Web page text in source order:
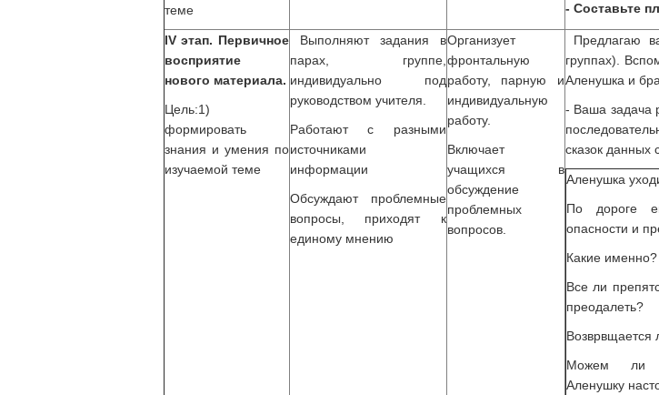
теме
- Составьте
IV этап. Первичное
восприятие
нового материала.
Цель:1)
формировать
знания и умения по
изучаемой теме
Выполняют задания в
парах, группе,
индивидуально под
руководством учителя.
Работают с разными
источниками
информации
Обсуждают проблемные
вопросы, приходят к
единому мнению
Организует
фронтальную
работу, парную и
индивидуальную
работу.
Включает
учащихся в
обсуждение
проблемных
вопросов.
Предлагаю
группах).
Аленушка и
- Ваша задача
сказок данных
Аленушка
По дороге
опасности и
Какие именно?
Все ли
преодалеть?
Возврвщается
Можем ли
Аленушку